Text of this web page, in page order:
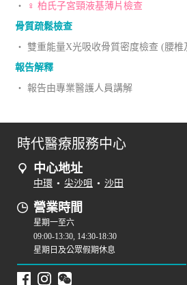
‧
♀ 柏氏子宮頸液基薄片檢查
骨質疏鬆檢查
‧ 雙重能量X光吸收骨質密度檢查 (腰椎
報告解釋
‧ 報告由專業醫護人員講解
時代醫療服務中心
中心地址
中環 • 尖沙咀 • 沙田
營業時間
星期一至六
09:00-13:30, 14:30-18:30
星期日及公眾假期休息